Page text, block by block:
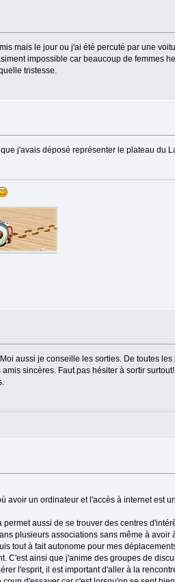
mais le jour ou j'ai été percuté par une
impossible car beaucoup de femmes
tristesse.
j'avais déposé représenter le plateau du
aussi je conseille les sorties. De toutes
sincères. Faut pas hésiter à sortir
avoir un ordinateur et l'accès à internet est
aussi de se trouver des centres
plusieurs associations sans même à avoir
tout à fait autonome pour mes
C'est ainsi que j'anime des groupes de
l'esprit, il est important d'aller à la